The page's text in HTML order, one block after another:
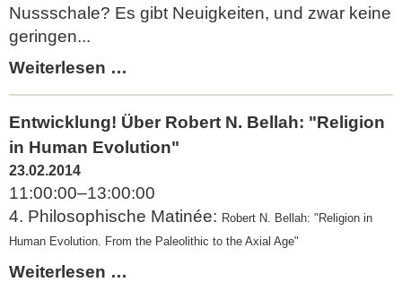
Nussschale? Es gibt Neuigkeiten, und zwar keine
geringen...
Weiterlesen …
auf
großer
Fahrt...
Entwicklung! Über Robert N. Bellah: "Religion
in Human Evolution"
23.02.2014
11:00:00–13:00:00
4. Philosophische Matinée: Robert N. Bellah: "Religion in
Human Evolution. From the Paleolithic to the Axial Age"
Weiterlesen …